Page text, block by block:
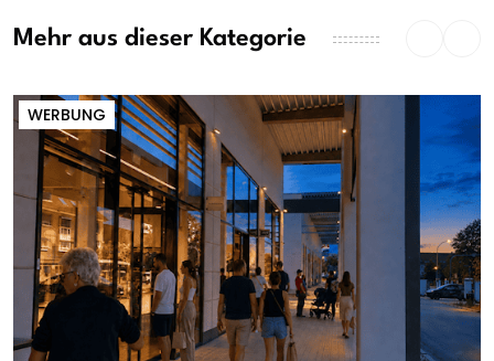
Mehr aus dieser Kategorie
WERBUNG